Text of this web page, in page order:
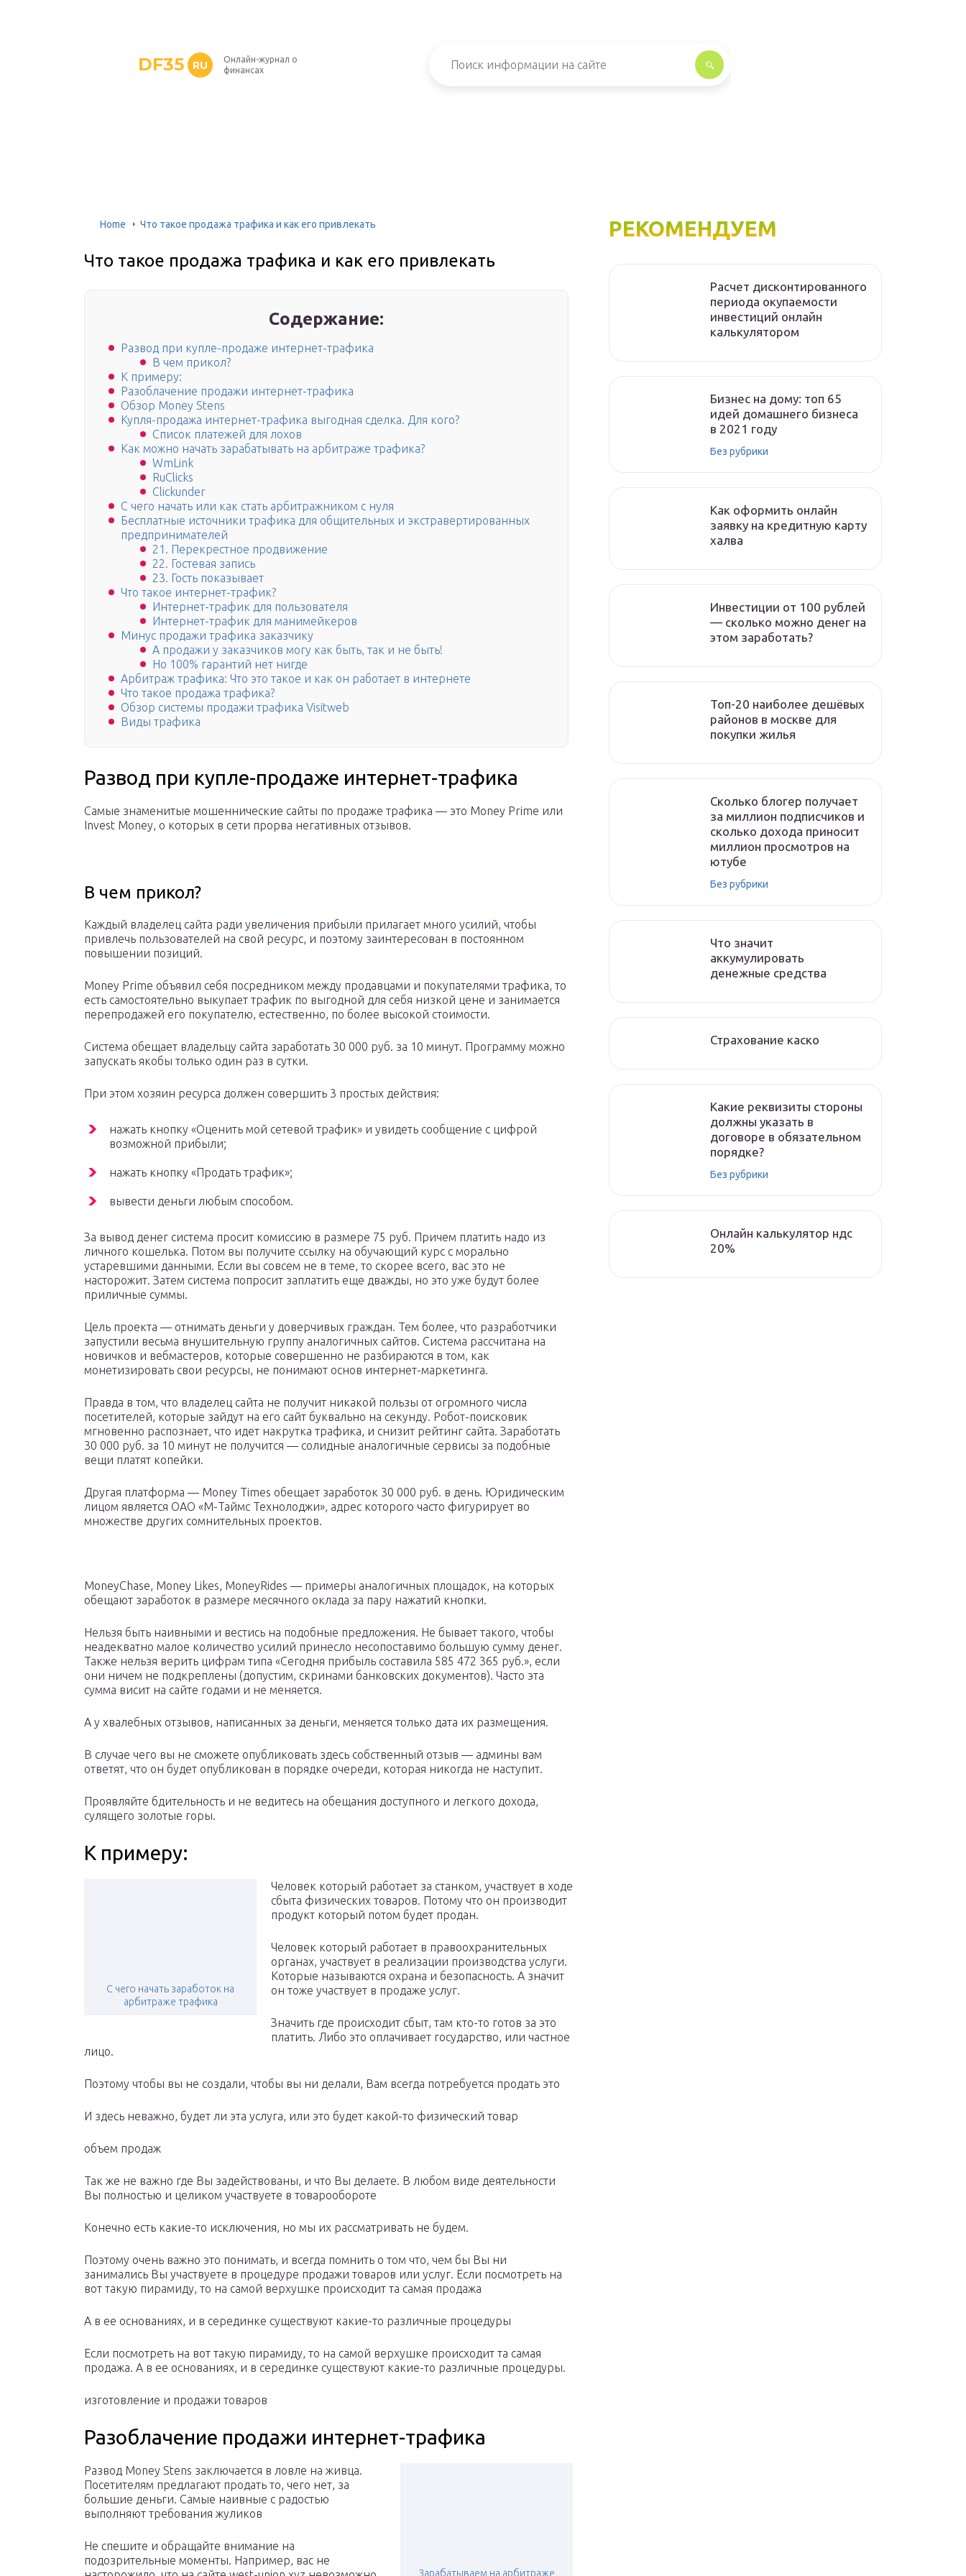
DF35 RU
Онлайн-журнал о
финансах
Home Что такое продажа трафика и как его привлекать
Что такое продажа трафика и как его привлекать
Содержание:
Развод при купле-продаже интернет-трафика
В чем прикол?
К примеру:
Разоблачение продажи интернет-трафика
Обзор Money Stens
Купля-продажа интернет-трафика выгодная сделка. Для кого?
Список платежей для лохов
Как можно начать зарабатывать на арбитраже трафика?
WmLink
RuClicks
Clickunder
С чего начать или как стать арбитражником с нуля
Бесплатные источники трафика для общительных и экстравертированных
предпринимателей
21. Перекрестное продвижение
22. Гостевая запись
23. Гость показывает
Что такое интернет-трафик?
Интернет-трафик для пользователя
Интернет-трафик для манимейкеров
Минус продажи трафика заказчику
А продажи у заказчиков могу как быть, так и не быть!
Но 100% гарантий нет нигде
Арбитраж трафика: Что это такое и как он работает в интернете
Что такое продажа трафика?
Обзор системы продажи трафика Visitweb
Виды трафика
Развод при купле-продаже интернет-трафика
Самые знаменитые мошеннические сайты по продаже трафика — это Money Prime или
Invest Money, о которых в сети прорва негативных отзывов.
В чем прикол?
Каждый владелец сайта ради увеличения прибыли прилагает много усилий, чтобы
привлечь пользователей на свой ресурс, и поэтому заинтересован в постоянном
повышении позиций.
Money Prime объявил себя посредником между продавцами и покупателями трафика, то
есть самостоятельно выкупает трафик по выгодной для себя низкой цене и занимается
перепродажей его покупателю, естественно, по более высокой стоимости.
Система обещает владельцу сайта заработать 30 000 руб. за 10 минут. Программу можно
запускать якобы только один раз в сутки.
При этом хозяин ресурса должен совершить 3 простых действия:
нажать кнопку «Оценить мой сетевой трафик» и увидеть сообщение с цифрой
возможной прибыли;
нажать кнопку «Продать трафик»;
вывести деньги любым способом.
За вывод денег система просит комиссию в размере 75 руб. Причем платить надо из
личного кошелька. Потом вы получите ссылку на обучающий курс с морально
устаревшими данными. Если вы совсем не в теме, то скорее всего, вас это не
насторожит. Затем система попросит заплатить еще дважды, но это уже будут более
приличные суммы.
Цель проекта — отнимать деньги у доверчивых граждан. Тем более, что разработчики
запустили весьма внушительную группу аналогичных сайтов. Система рассчитана на
новичков и вебмастеров, которые совершенно не разбираются в том, как
монетизировать свои ресурсы, не понимают основ интернет-маркетинга.
Правда в том, что владелец сайта не получит никакой пользы от огромного числа
посетителей, которые зайдут на его сайт буквально на секунду. Робот-поисковик
мгновенно распознает, что идет накрутка трафика, и снизит рейтинг сайта. Заработать
30 000 руб. за 10 минут не получится — солидные аналогичные сервисы за подобные
вещи платят копейки.
Другая платформа — Money Times обещает заработок 30 000 руб. в день. Юридическим
лицом является ОАО «М-Таймс Технолоджи», адрес которого часто фигурирует во
множестве других сомнительных проектов.
MoneyChase, Money Likes, MoneyRides — примеры аналогичных площадок, на которых
обещают заработок в размере месячного оклада за пару нажатий кнопки.
Нельзя быть наивными и вестись на подобные предложения. Не бывает такого, чтобы
неадекватно малое количество усилий принесло несопоставимо большую сумму денег.
Также нельзя верить цифрам типа «Сегодня прибыль составила 585 472 365 руб.», если
они ничем не подкреплены (допустим, скринами банковских документов). Часто эта
сумма висит на сайте годами и не меняется.
А у хвалебных отзывов, написанных за деньги, меняется только дата их размещения.
В случае чего вы не сможете опубликовать здесь собственный отзыв — админы вам
ответят, что он будет опубликован в порядке очереди, которая никогда не наступит.
Проявляйте бдительность и не ведитесь на обещания доступного и легкого дохода,
сулящего золотые горы.
К примеру:
С чего начать заработок на
арбитраже трафика
Человек который работает за станком, участвует в ходе
сбыта физических товаров. Потому что он производит
продукт который потом будет продан.
Человек который работает в правоохранительных
органах, участвует в реализации производства услуги.
Которые называются охрана и безопасность. А значит
он тоже участвует в продаже услуг.
Значить где происходит сбыт, там кто-то готов за это
платить. Либо это оплачивает государство, или частное
лицо.
Поэтому чтобы вы не создали, чтобы вы ни делали, Вам всегда потребуется продать это
И здесь неважно, будет ли эта услуга, или это будет какой-то физический товар
объем продаж
Так же не важно где Вы задействованы, и что Вы делаете. В любом виде деятельности
Вы полностью и целиком участвуете в товарообороте
Конечно есть какие-то исключения, но мы их рассматривать не будем.
Поэтому очень важно это понимать, и всегда помнить о том что, чем бы Вы ни
занимались Вы участвуете в процедуре продажи товаров или услуг. Если посмотреть на
вот такую пирамиду, то на самой верхушке происходит та самая продажа
А в ее основаниях, и в серединке существуют какие-то различные процедуры
Если посмотреть на вот такую пирамиду, то на самой верхушке происходит та самая
продажа. А в ее основаниях, и в серединке существуют какие-то различные процедуры.
изготовление и продажи товаров
Разоблачение продажи интернет-трафика
Зарабатываем на арбитраже
Развод Money Stens заключается в ловле на живца.
Посетителям предлагают продать то, чего нет, за
большие деньги. Самые наивные с радостью
выполняют требования жуликов
Не спешите и обращайте внимание на
подозрительные моменты. Например, вас не
РЕКОМЕНДУЕМ
Расчет дисконтированного
периода окупаемости
инвестиций онлайн
калькулятором
Бизнес на дому: топ 65
идей домашнего бизнеса
в 2021 году
Без рубрики
Как оформить онлайн
заявку на кредитную карту
халва
Инвестиции от 100 рублей
— сколько можно денег на
этом заработать?
Топ-20 наиболее дешёвых
районов в москве для
покупки жилья
Сколько блогер получает
за миллион подписчиков и
сколько дохода приносит
миллион просмотров на
ютубе
Без рубрики
Что значит
аккумулировать
денежные средства
Страхование каско
Какие реквизиты стороны
должны указать в
договоре в обязательном
порядке?
Без рубрики
Онлайн калькулятор ндс
20%